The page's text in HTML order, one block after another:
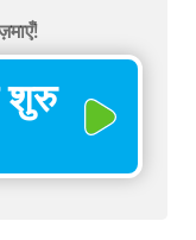
शुरु